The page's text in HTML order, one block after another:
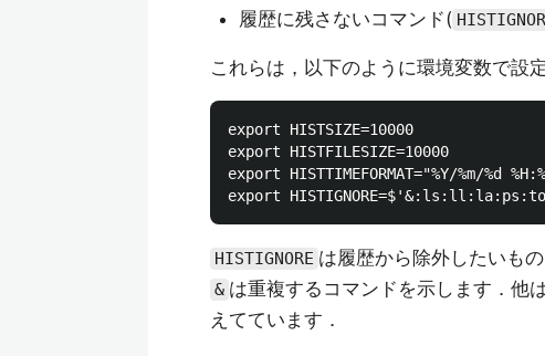
履歴に残さないコマンド(
これらは，以下のように環境変数で設
export HISTSIZE=10000
export HISTFILESIZE=10000
export HISTTIMEFORMAT="%Y/%m/%d
HISTIGNORE は履歴から除外したいも
& は重複するコマンドを示します．他
えてています．